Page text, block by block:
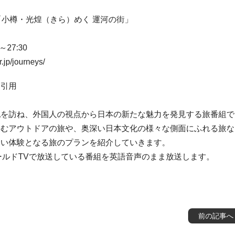
樽・光煌（きら）めく 運河の街」
27:30
journeys/
用
訪ね、外国人の視点から日本の新たな魅力を発見する旅番組で
アウトドアの旅や、奥深い日本文化の様々な側面にふれる旅な
体験となる旅のプランを紹介していきます。
ドTVで放送している番組を英語音声のまま放送します。
前の記事へ